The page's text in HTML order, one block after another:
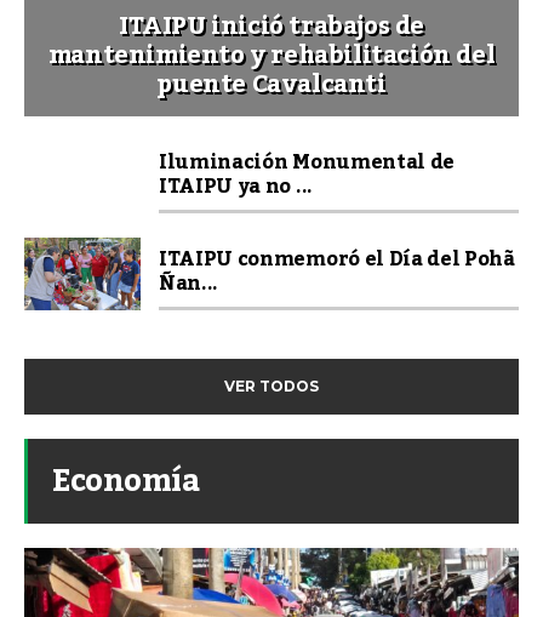
ITAIPU inició trabajos de
mantenimiento y rehabilitación del
puente Cavalcanti
Iluminación Monumental de
ITAIPU ya no ...
ITAIPU conmemoró el Día del Pohã
Ñan...
VER TODOS
Economía